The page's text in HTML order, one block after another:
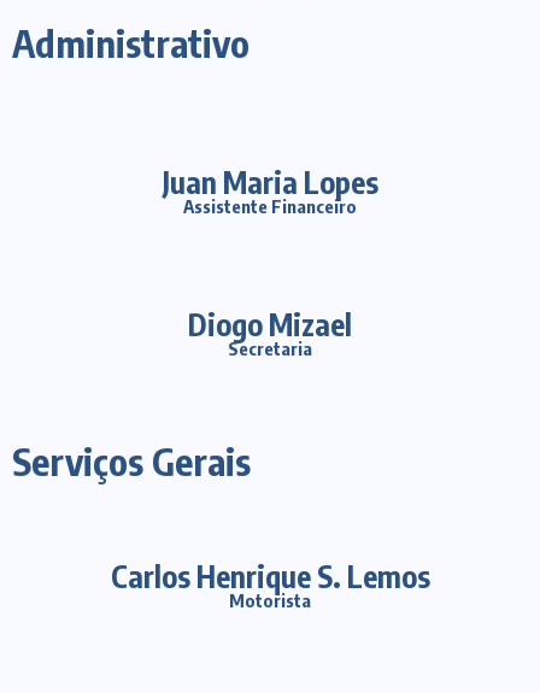
Administrativo
Juan Maria Lopes
Assistente Financeiro
Diogo Mizael
Secretaria
Serviços Gerais
Carlos Henrique S. Lemos
Motorista